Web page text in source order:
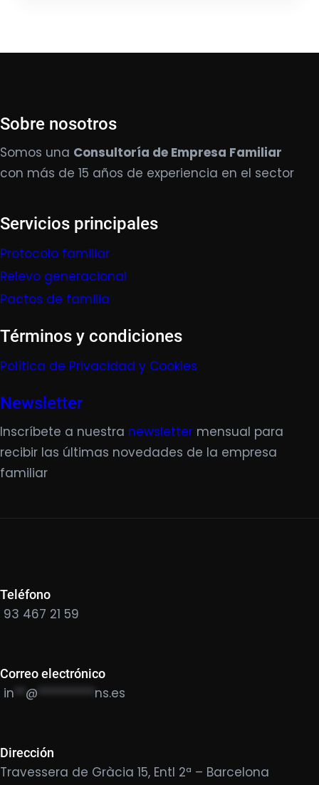
Sobre nosotros
Somos una Consultoría de Empresa Familiar
con más de 15 años de experiencia en el sector
Servicios principales
Protocolo familiar
Relevo generacional
Pactos de familia
Términos y condiciones
Política de Privacidad y Cookies
Newsletter
Inscríbete a nuestra newsletter mensual para
recibir las últimas novedades de la empresa
familiar
Teléfono
93 467 21 59
Correo electrónico
in @ ********** ns.es
Dirección
Travessera de Gràcia 15, Entl 2ª – Barcelona